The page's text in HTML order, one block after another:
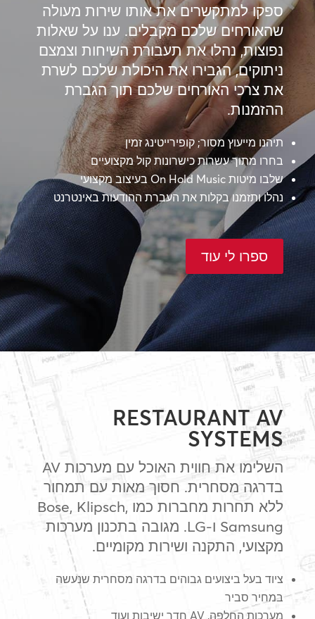
ספקו למתקשרים את אותו שירות מעולה
שהאורחים שלכם מקבלים. ענו על שאלות
נפוצות, נהלו את תעבורת השיחות וצמצם
ניתוקים, הגבירו את היכולת שלכם לשרת
את צרכי האורחים שלכם תוך הגברת
ההזמנות.
תיהנו מייעוץ מסור; קופירייטינג זמין
בחרו מתוך עשרות כישרונות קול מקצועיים
שלבו מיטות On Hold Music בעיצוב מקצועי
נהלו ותזמנו בקלות את העברת ההודעות באינטרנט
ספרו לי עוד
RESTAURANT AV
SYSTEMS
השלימו את חווית האוכל עם מערכות AV
בדרגה מסחרית. חסוך מאות עם תמחור
ללא תחרות מחברות כמו Bose, Klipsch,
Samsung ו-LG. מגובה בתכנון מערכות
מקצועי, התקנה ושירות מקומיים.
ציוד בעל ביצועים גבוהים בדרגה מסחרית שנעשה
במחיר סביר
מערכות החלפה, AV חדר ישיבות ועוד